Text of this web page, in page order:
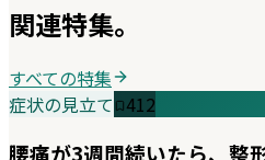
関連特集。
すべての特集
症状の見立て 412
腰痛が3週間続いたら、整